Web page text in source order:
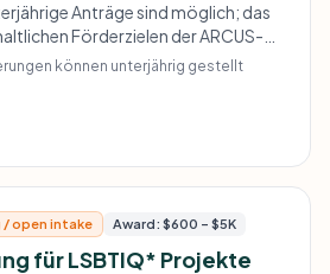
Anträge sind möglich; das
Förderzielen der ARCUS-
einen Bezug zu LSBTIQ* haben.
können unterjährig gestellt
/ open intake Award: $600 – $5K
für LSBTIQ* Projekte